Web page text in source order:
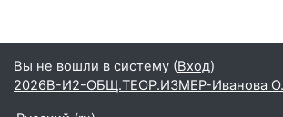
Вы не вошли в систему (Вход)
2026В-И2-ОБЩ.ТЕОР.ИЗМЕР-Иванова